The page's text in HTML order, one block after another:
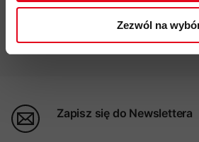
Zezwól na
Profesjonalna
Zapisz się do Newslettera